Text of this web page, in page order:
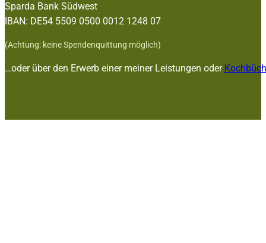
Sparda Bank Südwest
IBAN: DE54 5509 0500 0012 1248 07
(Achtung: keine Spendenquittung möglich)
…oder über den Erwerb einer meiner Leistungen oder